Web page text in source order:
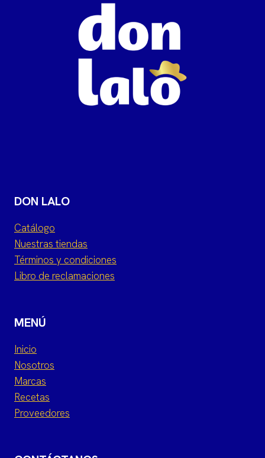
DON LALO
Catálogo
Nuestras tiendas
Términos y condiciones
Libro de reclamaciones
MENÚ
Inicio
Nosotros
Marcas
Recetas
Proveedores